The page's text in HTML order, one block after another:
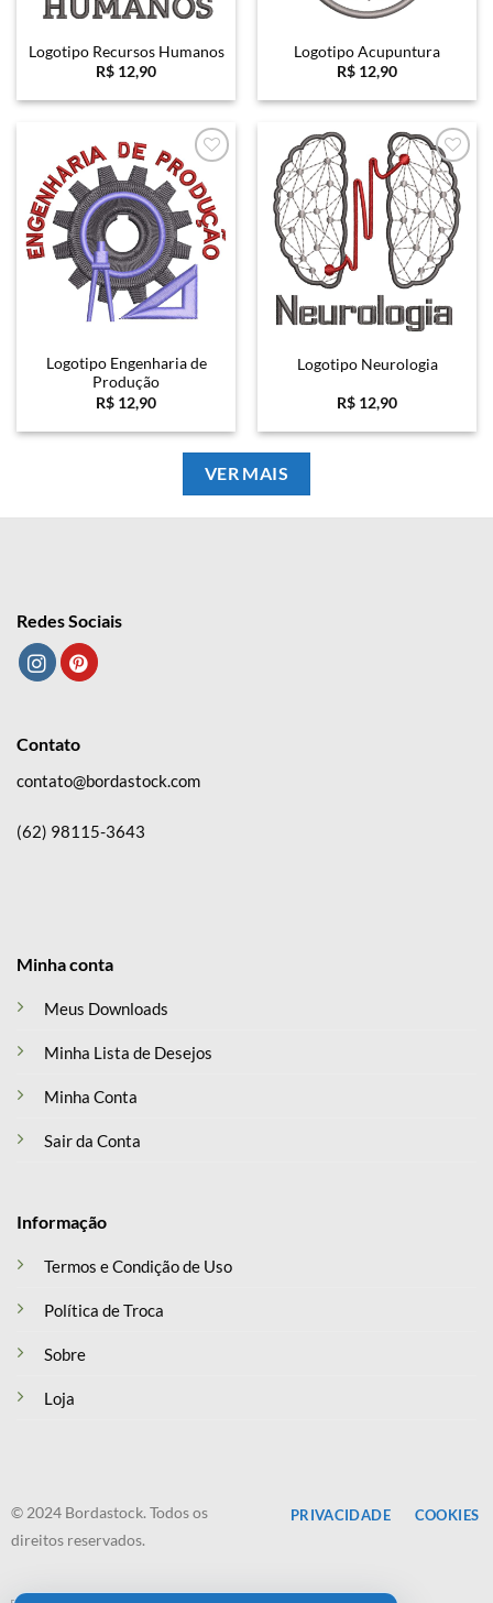
Logotipo Recursos Humanos
R$ 12,90
Logotipo Acupuntura
R$ 12,90
Favoritar
Logotipo Engenharia de
Produção
R$ 12,90
Favoritar
Logotipo Neurologia
R$ 12,90
VER MAIS
Redes Sociais
Minha conta
Meus Downloads
Minha Lista de Desejos
Minha Conta
Sair da Conta
Informação
Termos e Condição de Uso
Política de Troca
Sobre
Loja
Contato
contato@bordastock.com
(62) 98115-3643
© 2024 Bordastock. Todos os
direitos reservados.
PRIVACIDADE COOKIES